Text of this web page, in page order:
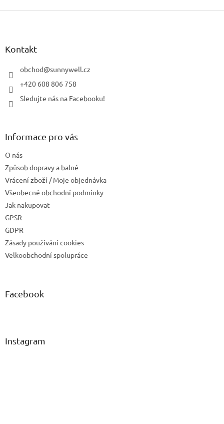
Z
Kontakt
obchod@sunnywell.cz
+420 608 806 758
Sledujte nás na Facebooku!
Informace pro vás
O nás
Způsob dopravy a balné
Vrácení zboží / Moje objednávka
Všeobecné obchodní podmínky
Jak nakupovat
GPSR
GDPR
Zásady používání cookies
Velkoobchodní spolupráce
Facebook
Instagram